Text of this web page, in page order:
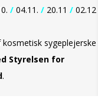
/ 04.11. / 20.11 / 02.12
sygeplejerske
Styrelsen for
.